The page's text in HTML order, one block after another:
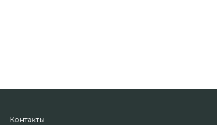
Контакты